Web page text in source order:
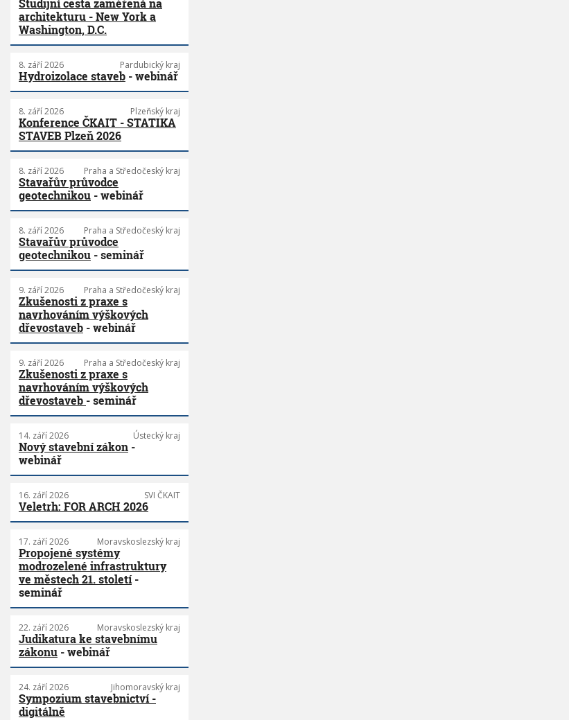
Studijní cesta zaměřená na
architekturu - New York a
Washington, D.C.
8. září 2026 Pardubický kraj
Hydroizolace staveb - webinář
8. září 2026 Plzeňský kraj
Konference ČKAIT - STATIKA
STAVEB Plzeň 2026
8. září 2026 Praha a Středočeský kraj
Stavařův průvodce
geotechnikou - webinář
8. září 2026 Praha a Středočeský kraj
Stavařův průvodce
geotechnikou - seminář
9. září 2026 Praha a Středočeský kraj
Zkušenosti z praxe s
navrhováním výškových
dřevostaveb - webinář
9. září 2026 Praha a Středočeský kraj
Zkušenosti z praxe s
navrhováním výškových
dřevostaveb - seminář
14. září 2026 Ústecký kraj
Nový stavební zákon -
webinář
16. září 2026 SVI ČKAIT
Veletrh: FOR ARCH 2026
17. září 2026 Moravskoslezský kraj
Propojené systémy
modrozelené infrastruktury
ve městech 21. století-
seminář
22. září 2026 Moravskoslezský kraj
Judikatura ke stavebnímu
zákonu - webinář
24. září 2026 Jihomoravský kraj
Sympozium stavebnictví -
digitálně